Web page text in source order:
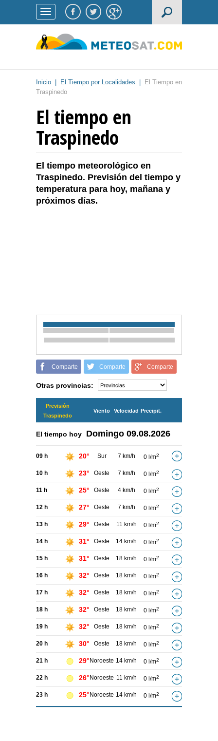
Inicio El Tiempo por Localidades
El Tiempo en
Traspinedo
El tiempo en
Traspinedo
El tiempo meteorológico en
Traspinedo. Previsión del tiempo y
temperatura para hoy, mañana y
próximos días.
Comparte Comparte Comparte
Otras provincias:
Previsión
Traspinedo
Viento Velocidad Precipit.
El tiempo hoy Domingo 09.08.2026
09 h 20° Sur 7 km/h 0 l/m2
10 h 23° Oeste 7 km/h 0 l/m2
11 h 25° Oeste 4 km/h 0 l/m2
12 h 27° Oeste 7 km/h 0 l/m2
13 h 29° Oeste 11 km/h 0 l/m2
14 h 31° Oeste 14 km/h 0 l/m2
15 h 31° Oeste 18 km/h 0 l/m2
16 h 32° Oeste 18 km/h 0 l/m2
17 h 32° Oeste 18 km/h 0 l/m2
18 h 32° Oeste 18 km/h 0 l/m2
19 h 32° Oeste 18 km/h 0 l/m2
20 h 30° Oeste 18 km/h 0 l/m2
21 h 29° Noroeste 14 km/h 0 l/m2
22 h 26° Noroeste 11 km/h 0 l/m2
23 h 25° Noroeste 14 km/h 0 l/m2